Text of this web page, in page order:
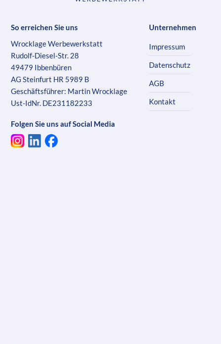
So erreichen Sie uns
Wrocklage Werbewerkstatt
Rudolf-Diesel-Str. 28
49479 Ibbenbüren
AG Steinfurt HR 5989 B
Geschäftsführer: Martin Wrocklage
Ust-IdNr. DE231182233
Folgen Sie uns auf Social Media
Unternehmen
Impressum
Datenschutz
AGB
Kontakt